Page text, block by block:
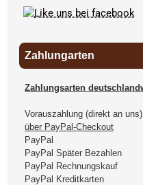
Zahlungarten
Zahlungsarten
Vorauszahlung (direkt an uns)
über PayPal-Checkout
PayPal
PayPal Später Bezahlen
PayPal Rechnungskauf
PayPal Kreditkarten